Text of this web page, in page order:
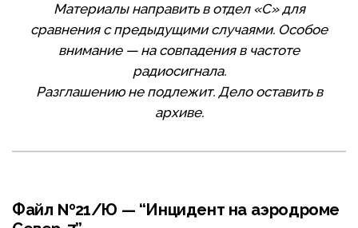
Материалы направить в отдел «С» для
сравнения с предыдущими случаями. Особое
внимание — на совпадения в частоте
радиосигнала.
Разглашению не подлежит. Дело оставить в
архиве.
Файл №21/Ю — “Инцидент на аэродроме